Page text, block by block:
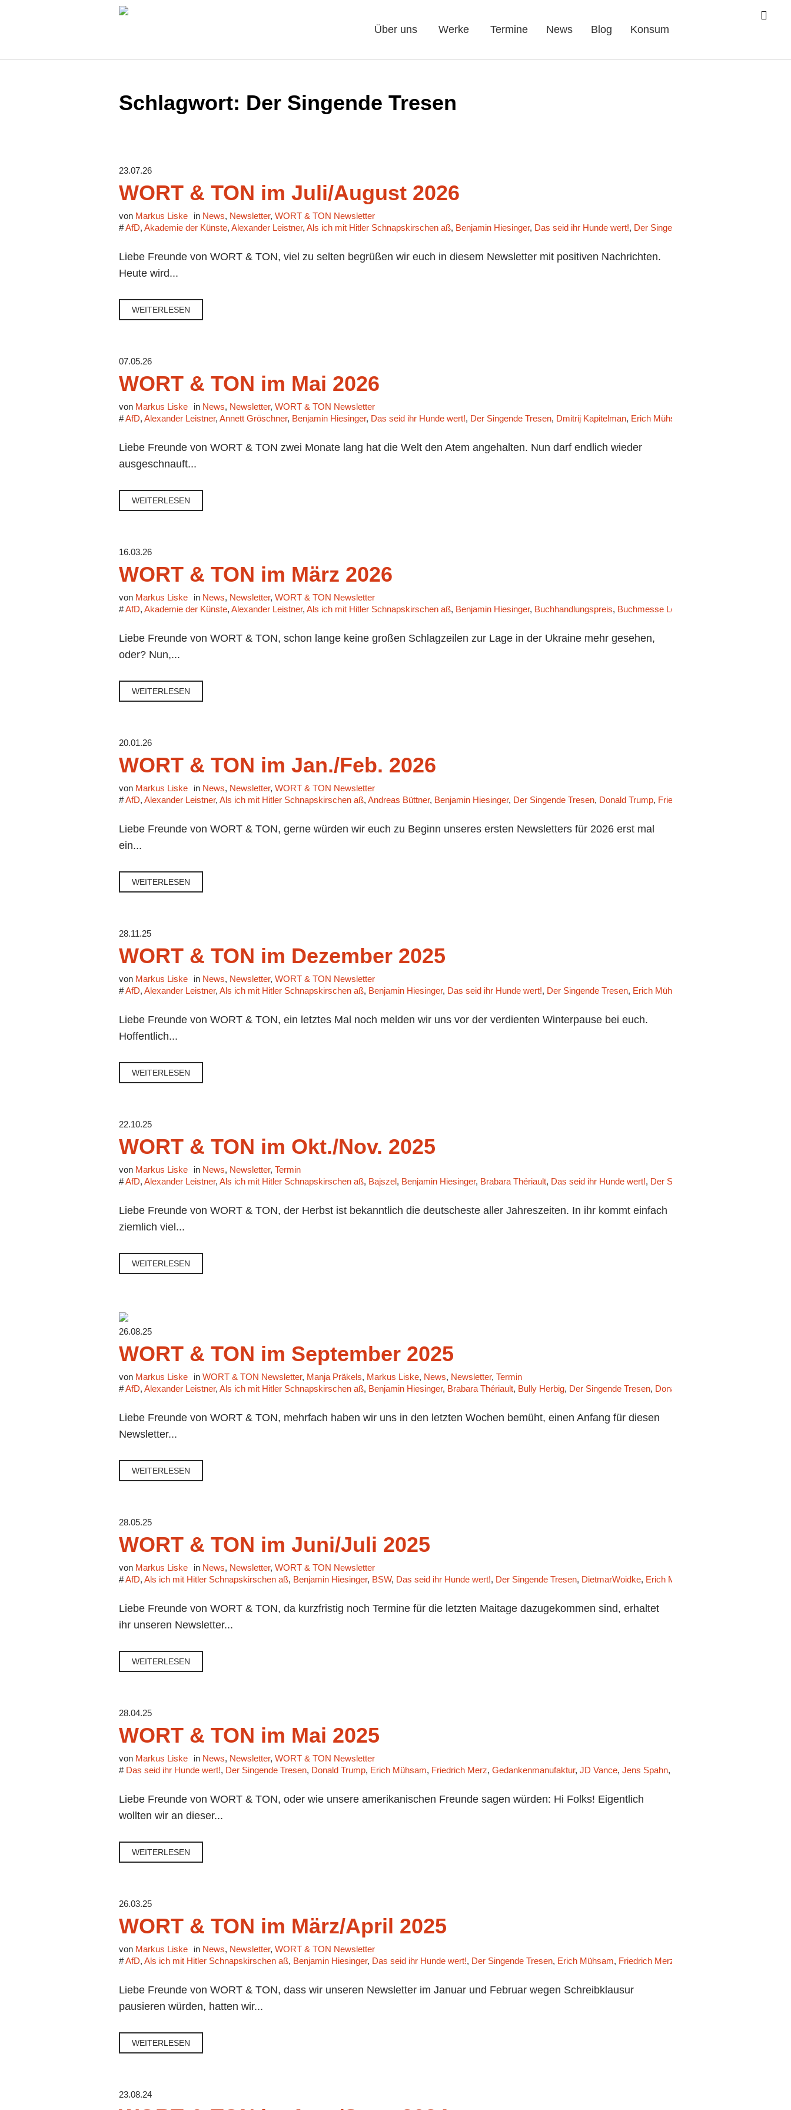
Über uns Werke Termine News Blog Konsum
Schlagwort: Der Singende Tresen
23.07.26
WORT & TON im Juli/August 2026
von Markus Liske in News, Newsletter, WORT & TON Newsletter
#AfD, Akademie der Künste, Alexander Leistner, Als ich mit Hitler Schnapskirschen aß, Benjamin Hiesinger, Das seid ihr Hunde wert!, Der Singende Tresen
Liebe Freunde von WORT & TON, viel zu selten begrüßen wir euch in diesem Newsletter mit positiven Nachrichten.
Heute wird...
WEITERLESEN
07.05.26
WORT & TON im Mai 2026
von Markus Liske in News, Newsletter, WORT & TON Newsletter
#AfD, Alexander Leistner, Annett Gröschner, Benjamin Hiesinger, Das seid ihr Hunde wert!, Der Singende Tresen, Dmitrij Kapitelman, Erich Mühsam
Liebe Freunde von WORT & TON zwei Monate lang hat die Welt den Atem angehalten. Nun darf endlich wieder
ausgeschnauft...
WEITERLESEN
16.03.26
WORT & TON im März 2026
von Markus Liske in News, Newsletter, WORT & TON Newsletter
#AfD, Akademie der Künste, Alexander Leistner, Als ich mit Hitler Schnapskirschen aß, Benjamin Hiesinger, Buchhandlungspreis, Buchmesse Leipzig
Liebe Freunde von WORT & TON, schon lange keine großen Schlagzeilen zur Lage in der Ukraine mehr gesehen,
oder? Nun,...
WEITERLESEN
20.01.26
WORT & TON im Jan./Feb. 2026
von Markus Liske in News, Newsletter, WORT & TON Newsletter
#AfD, Alexander Leistner, Als ich mit Hitler Schnapskirschen aß, Andreas Büttner, Benjamin Hiesinger, Der Singende Tresen, Donald Trump, Friedrich Merz
Liebe Freunde von WORT & TON, gerne würden wir euch zu Beginn unseres ersten Newsletters für 2026 erst mal
ein...
WEITERLESEN
28.11.25
WORT & TON im Dezember 2025
von Markus Liske in News, Newsletter, WORT & TON Newsletter
#AfD, Alexander Leistner, Als ich mit Hitler Schnapskirschen aß, Benjamin Hiesinger, Das seid ihr Hunde wert!, Der Singende Tresen, Erich Mühsam
Liebe Freunde von WORT & TON, ein letztes Mal noch melden wir uns vor der verdienten Winterpause bei euch.
Hoffentlich...
WEITERLESEN
22.10.25
WORT & TON im Okt./Nov. 2025
von Markus Liske in News, Newsletter, Termin
#AfD, Alexander Leistner, Als ich mit Hitler Schnapskirschen aß, Bajszel, Benjamin Hiesinger, Brabara Thériault, Das seid ihr Hunde wert!, Der Singende Tresen
Liebe Freunde von WORT & TON, der Herbst ist bekanntlich die deutscheste aller Jahreszeiten. In ihr kommt einfach
ziemlich viel...
WEITERLESEN
26.08.25
WORT & TON im September 2025
von Markus Liske in WORT & TON Newsletter, Manja Präkels, Markus Liske, News, Newsletter, Termin
#AfD, Alexander Leistner, Als ich mit Hitler Schnapskirschen aß, Benjamin Hiesinger, Brabara Thériault, Bully Herbig, Der Singende Tresen, Donald Trump
Liebe Freunde von WORT & TON, mehrfach haben wir uns in den letzten Wochen bemüht, einen Anfang für diesen
Newsletter...
WEITERLESEN
28.05.25
WORT & TON im Juni/Juli 2025
von Markus Liske in News, Newsletter, WORT & TON Newsletter
#AfD, Als ich mit Hitler Schnapskirschen aß, Benjamin Hiesinger, BSW, Das seid ihr Hunde wert!, Der Singende Tresen, DietmarWoidke, Erich Mühsam
Liebe Freunde von WORT & TON, da kurzfristig noch Termine für die letzten Maitage dazugekommen sind, erhaltet
ihr unseren Newsletter...
WEITERLESEN
28.04.25
WORT & TON im Mai 2025
von Markus Liske in News, Newsletter, WORT & TON Newsletter
# Das seid ihr Hunde wert!, Der Singende Tresen, Donald Trump, Erich Mühsam, Friedrich Merz, Gedankenmanufaktur, JD Vance, Jens Spahn,
Liebe Freunde von WORT & TON, oder wie unsere amerikanischen Freunde sagen würden: Hi Folks! Eigentlich
wollten wir an dieser...
WEITERLESEN
26.03.25
WORT & TON im März/April 2025
von Markus Liske in News, Newsletter, WORT & TON Newsletter
#AfD, Als ich mit Hitler Schnapskirschen aß, Benjamin Hiesinger, Das seid ihr Hunde wert!, Der Singende Tresen, Erich Mühsam, Friedrich Merz
Liebe Freunde von WORT & TON, dass wir unseren Newsletter im Januar und Februar wegen Schreibklausur
pausieren würden, hatten wir...
WEITERLESEN
23.08.24